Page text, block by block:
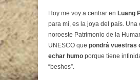
Hoy me voy a centrar en Luang
para mí, es la joya del país. Una
noroeste Patrimonio de la
UNESCO que pondrá vuestras
echar humo porque tiene
“beshos”.